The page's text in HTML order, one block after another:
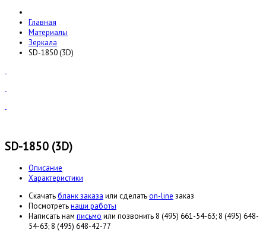
Главная
Материалы
Зеркала
SD-1850 (3D)
SD-1850 (3D)
Описание
Характеристики
Cкачатьбланк заказа или сделатьon-line заказ
Посмотретьнаши работы
Написать нам письмо или позвонить 8 (495) 661-54-63; 8 (495) 648-
54-63; 8 (495) 648-42-77